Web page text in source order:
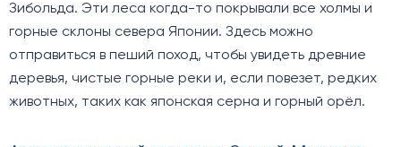
Зибольда. Эти леса когда-то покрывали все холмы и
горные склоны севера Японии. Здесь можно
отправиться в пеший поход, чтобы увидеть древние
деревья, чистые горные реки и, если повезет, редких
животных, таких как японская серна и горный орёл.